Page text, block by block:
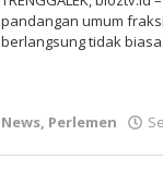
pandangan umum
berlangsung tidak
News, Perlemen